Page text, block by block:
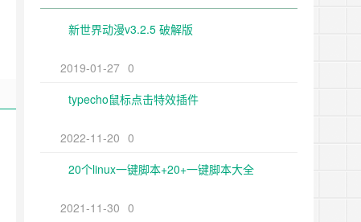
新世界动漫v3.2.5 破解版
2019-01-27 0
typecho鼠标点击特效插件
2022-11-20 0
20个linux一键脚本+20+一键脚本大全
2021-11-30 0